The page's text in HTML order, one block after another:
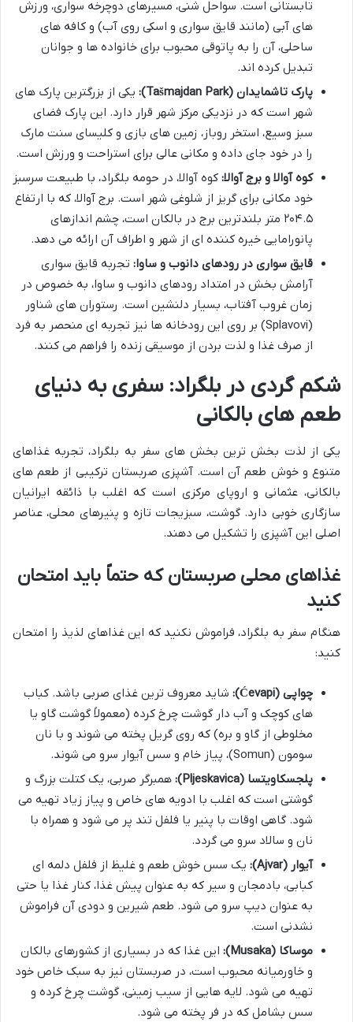
تابستانی است. سواحل شنی، مسیرهای دوچرخه سواری، ورزش
های آبی (مانند قایق سواری و اسکی روی آب) و کافه های
ساحلی، آن را به پاتوقی محبوب برای خانواده ها و جوانان
تبدیل کرده اند.
پارک تاشمایدان (Tašmajdan Park):
یکی از بزرگترین پارک های
شهر است که در نزدیکی مرکز شهر قرار دارد. این پارک فضای
سبز وسیع، استخر روباز، زمین های بازی و کلیسای سنت مارک
را در خود جای داده و مکانی عالی برای استراحت و ورزش است.
کوه آوالا و برج آوالا: کوه آوالا، در حومه بلگراد، با طبیعت سرسبز
خود مکانی برای گریز از شلوغی شهر است. برج آوالا، که با ارتفاع
۲۰۴.۵ متر بلندترین برج در بالکان است، چشم اندازهای
پانورامایی خیره کننده ای از شهر و اطراف آن ارائه می دهد.
قایق سواری در رودهای دانوب و ساوا: تجربه قایق سواری
آرامش بخش در امتداد رودهای دانوب و ساوا، به خصوص در
زمان غروب آفتاب، بسیار دلنشین است. رستوران های شناور
(Splavovi) بر روی این رودخانه ها نیز تجربه ای منحصر به فرد
از صرف غذا و لذت بردن از موسیقی زنده را فراهم می کنند.
شکم گردی در بلگراد: سفری به دنیای
طعم های بالکانی
یکی از لذت بخش ترین بخش های سفر به بلگراد، تجربه غذاهای
متنوع و خوش طعم آن است. آشپزی صربستان ترکیبی از طعم های
بالکانی، عثمانی و اروپای مرکزی است که اغلب با ذائقه ایرانیان
سازگاری خوبی دارد. گوشت، سبزیجات تازه و پنیرهای محلی، عناصر
اصلی این آشپزی را تشکیل می دهند.
غذاهای محلی صربستان که حتماً باید امتحان
کنید
هنگام سفر به بلگراد، فراموش نکنید که این غذاهای لذیذ را امتحان
کنید:
چواپی (Ćevapi):
شاید معروف ترین غذای صربی باشد. کباب
های کوچک و آب دار گوشت چرخ کرده (معمولاً گوشت گاو یا
مخلوطی از گاو و بره) که روی گریل پخته می شوند و با نان
سومون (Somun)، پیاز خام و سس آیوار سرو می شوند.
پلجسکاویتسا (Pljeskavica):
همبرگر صربی، یک کتلت بزرگ و
گوشتی است که اغلب با ادویه های خاص و پیاز زیاد تهیه می
شود. گاهی اوقات با پنیر یا فلفل تند پر می شود و همراه با
نان و سالاد سرو می گردد.
آیوار (Ajvar):
یک سس خوش طعم و غلیظ از فلفل دلمه ای
کبابی، بادمجان و سیر که به عنوان پیش غذا، کنار غذا یا حتی
به عنوان دیپ سرو می شود. طعم شیرین و دودی آن فراموش
نشدنی است.
موساکا (Musaka):
این غذا که در بسیاری از کشورهای بالکان
و خاورمیانه محبوب است، در صربستان نیز به سبک خاص خود
تهیه می شود. لایه هایی از سیب زمینی، گوشت چرخ کرده و
سس بشامل که در فر پخته می شود.